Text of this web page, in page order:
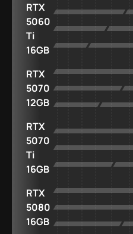
RTX
5060
Ti
16GB
RTX
5070
12GB
RTX
5070
Ti
16GB
RTX
5080
16GB